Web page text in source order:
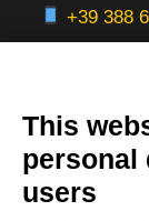
+39 388
Aree
Italia:
This
personal
users